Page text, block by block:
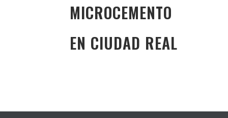
MICROCEMENTO
EN CIUDAD REAL